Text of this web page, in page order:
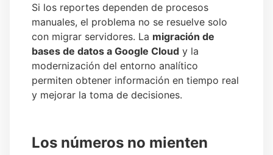
Si los reportes dependen de procesos
manuales, el problema no se resuelve solo
con migrar servidores. La migración de
bases de datos a Google Cloud y la
modernización del entorno analítico
permiten obtener información en tiempo real
y mejorar la toma de decisiones.
Los números no mienten